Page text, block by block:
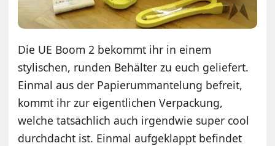
Die UE Boom 2 bekommt ihr in einem
stylischen, runden Behälter zu euch geliefert.
Einmal aus der Papierummantelung befreit,
kommt ihr zur eigentlichen Verpackung,
welche tatsächlich auch irgendwie super cool
durchdacht ist. Einmal aufgeklappt befindet